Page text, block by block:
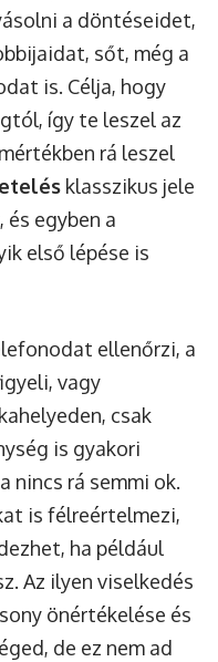
a döntéseidet,
sőt, még a
is. Célja, hogy
így te leszel az
rá leszel
klasszikus jele
, és egyben a
első lépése is
ellenőrzi, a
vagy
csak
is gyakori
nincs rá semmi ok.
is félreértelmezi,
ha például
Az ilyen viselkedés
önértékelése és
de ez nem ad